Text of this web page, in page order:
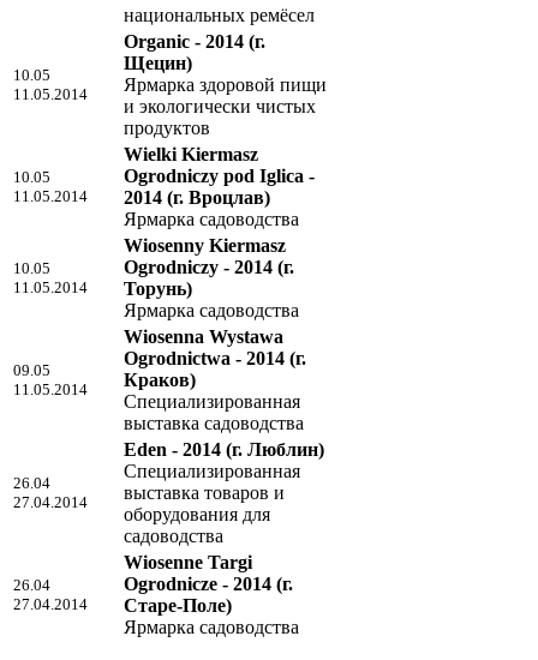
национальных ремёсел
10.05
11.05.2014
Organic - 2014 (г.
Щецин)
Ярмарка здоровой пищи
и экологически чистых
продуктов
10.05
11.05.2014
Wielki Kiermasz
Ogrodniczy pod Iglica -
2014 (г. Вроцлав)
Ярмарка садоводства
10.05
11.05.2014
Wiosenny Kiermasz
Ogrodniczy - 2014 (г.
Торунь)
Ярмарка садоводства
09.05
11.05.2014
Wiosenna Wystawa
Ogrodnictwa - 2014 (г.
Краков)
Специализированная
выставка садоводства
26.04
27.04.2014
Eden - 2014 (г. Люблин)
Специализированная
выставка товаров и
оборудования для
садоводства
26.04
27.04.2014
Wiosenne Targi
Ogrodnicze - 2014 (г.
Старе-Поле)
Ярмарка садоводства